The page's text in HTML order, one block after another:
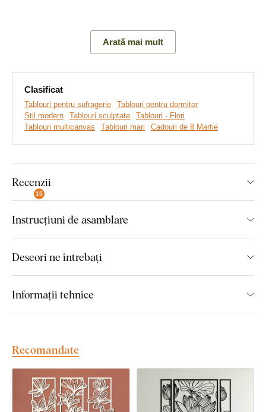
Principalele avantaje ale produsului:
Decorațiune originală sculptată
Producție ecologică din lemn
La alegere multe decorațiuni
Pentru varianta de dimensiune 84x30 cm, dimensiunea
Pentru varianta de dimensiune 266x95 cm,
dimensiunea unei părți a tabloului este de 64x95 cm.
Montaj pe care îl poate realiza
oricine:
Montajul produsului este foarte simplu :) Pentru agățarea
Arată mai mult
Clasificat
Tablouri pentru sufragerie
Tablouri pentru dormitor
Stil modern
Tablouri sculptate
Tablouri - Flori
Tablouri multicanvas
Tablouri mari Cadouri de 8 Martie
Recenzii
15
Instrucțiuni de asamblare
Deseori ne întrebați
Informații tehnice
Recomandate